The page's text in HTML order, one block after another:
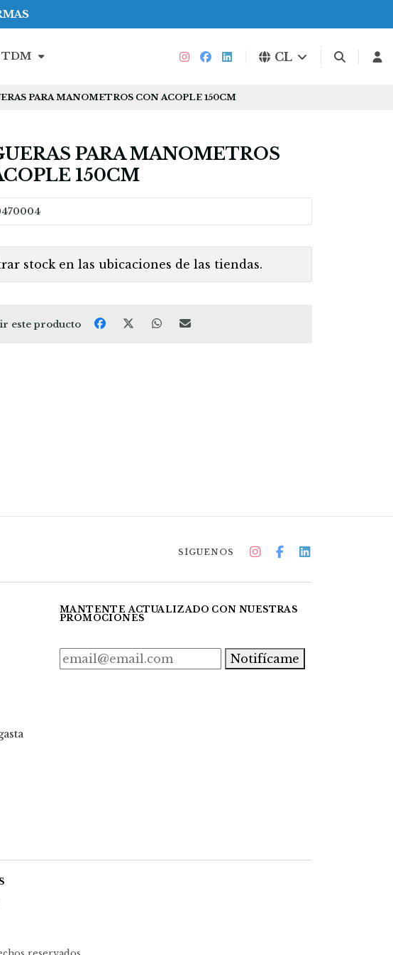
TDM CL
PARA MANOMETROS CON ACOPLE 150CM
PARA MANOMETROS
150CM
stock en las ubicaciones de las tiendas.
este producto
SÍGUENOS
MANTENTE ACTUALIZADO CON NUESTRAS
PROMOCIONES
Notifícame